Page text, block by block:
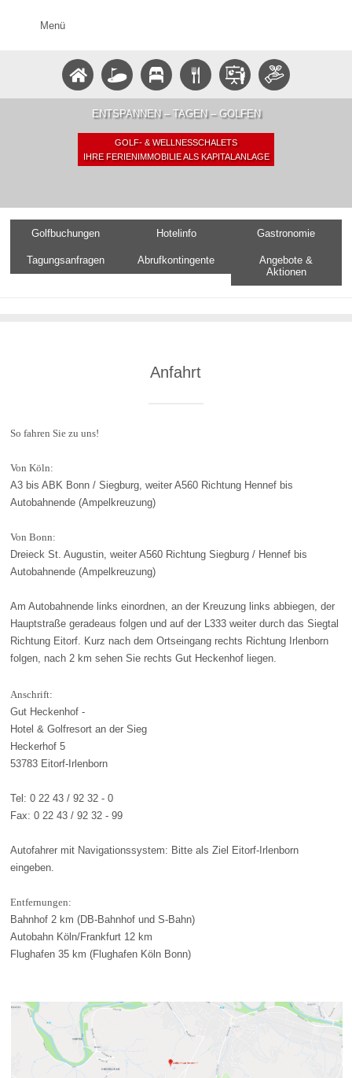
Menü
ENTSPANNEN – TAGEN – GOLFEN
GOLF- & WELLNESSCHALETS
IHRE FERIENIMMOBILIE ALS KAPITALANLAGE
Golfbuchungen Hotelinfo Gastronomie
Tagungsanfragen Abrufkontingente
Angebote &
Aktionen
Anfahrt
So fahren Sie zu uns!
Von Köln:
A3 bis ABK Bonn / Siegburg, weiter A560 Richtung Hennef bis
Autobahnende (Ampelkreuzung)
Von Bonn:
Dreieck St. Augustin, weiter A560 Richtung Siegburg / Hennef bis
Autobahnende (Ampelkreuzung)
Am Autobahnende links einordnen, an der Kreuzung links abbiegen, der
Hauptstraße geradeaus folgen und auf der L333 weiter durch das Siegtal
Richtung Eitorf. Kurz nach dem Ortseingang rechts Richtung Irlenborn
folgen, nach 2 km sehen Sie rechts Gut Heckenhof liegen.
Anschrift:
Gut Heckenhof -
Hotel & Golfresort an der Sieg
Heckerhof 5
53783 Eitorf-Irlenborn
Tel: 0 22 43 / 92 32 - 0
Fax: 0 22 43 / 92 32 - 99
Autofahrer mit Navigationssystem: Bitte als Ziel Eitorf-Irlenborn
eingeben.
Entfernungen:
Bahnhof 2 km (DB-Bahnhof und S-Bahn)
Autobahn Köln/Frankfurt 12 km
Flughafen 35 km (Flughafen Köln Bonn)